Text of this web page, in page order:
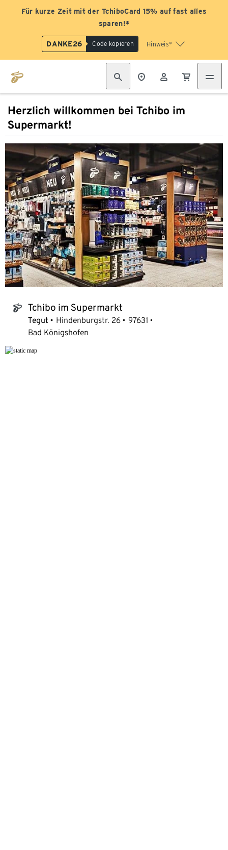
Für kurze Zeit mit der TchiboCard 15% auf fast alles
sparen!*
DANKE26 Code kopieren Hinweis*
Herzlich willkommen bei Tchibo im
Supermarkt!
tchibo_logo Tchibo im Supermarkt
Tegut Hindenburgstr. 26
97631
Bad Königshofen